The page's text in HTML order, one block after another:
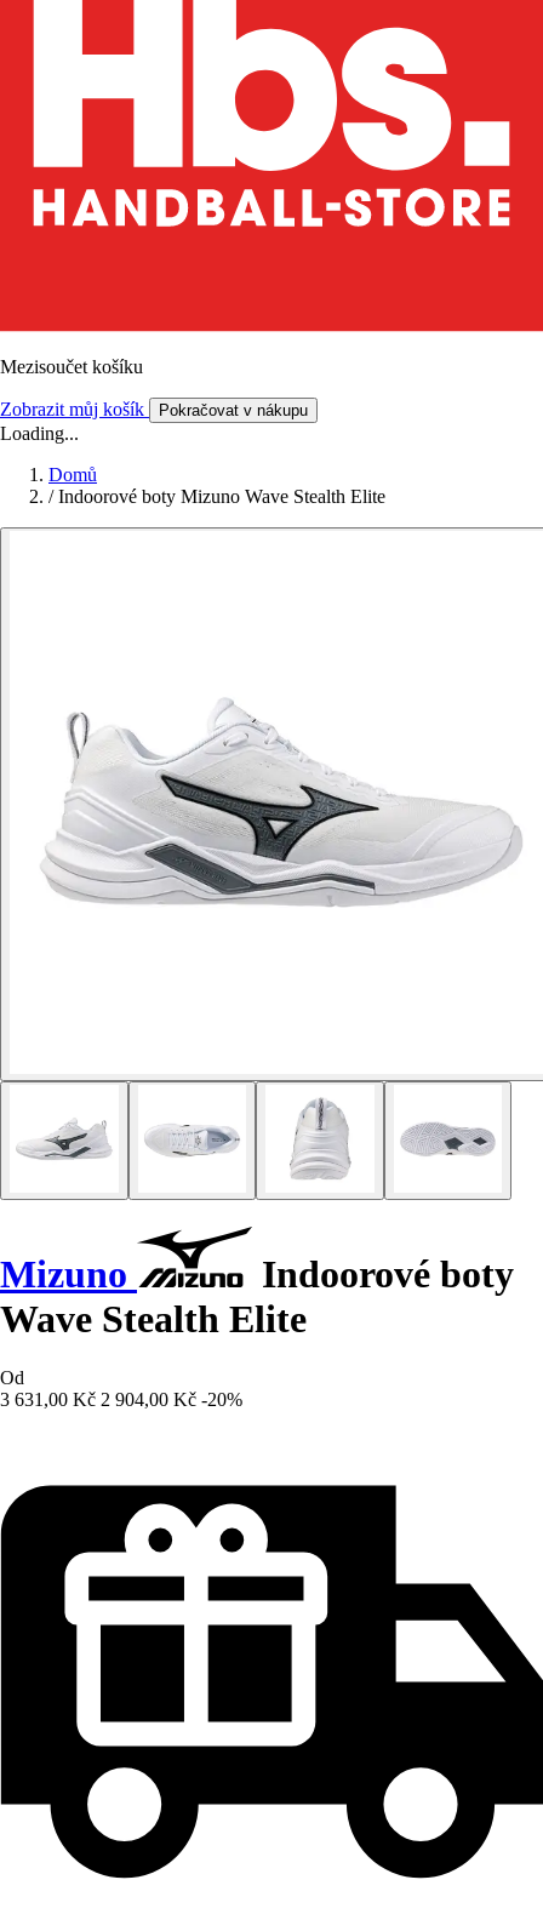
Mezisoučet košíku
Zobrazit můj košík Pokračovat v nákupu
Loading...
Domů
/ Indoorové boty Mizuno Wave Stealth Elite
Mizuno
Indoorové boty
Wave Stealth Elite
Od
3 631,00 Kč 2 904,00 Kč -20%